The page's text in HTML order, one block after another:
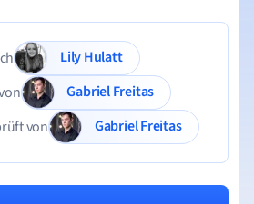
Lily Hulatt
Gabriel Freitas
von
Gabriel Freitas